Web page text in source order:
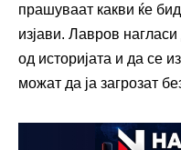
прашуваат какви ќе
изјави. Лавров
од историјата и да се
можат да ја загрозат